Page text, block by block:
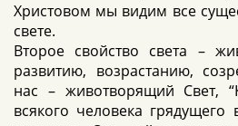
Христовом мы видим все
свете.
Второе свойство света –
развитию, возрастанию,
нас – животворящий Свет,
всякого человека